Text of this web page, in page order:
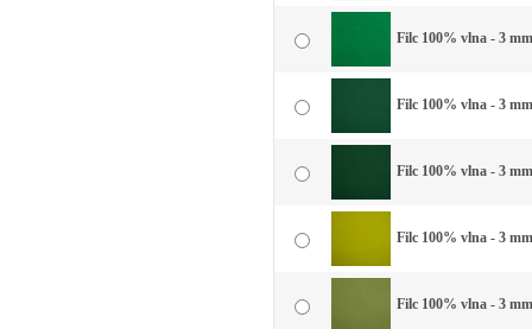
Filc 100% vlna - 3
Filc 100% vlna - 3
Filc 100% vlna - 3
Filc 100% vlna - 3
Filc 100% vlna - 3